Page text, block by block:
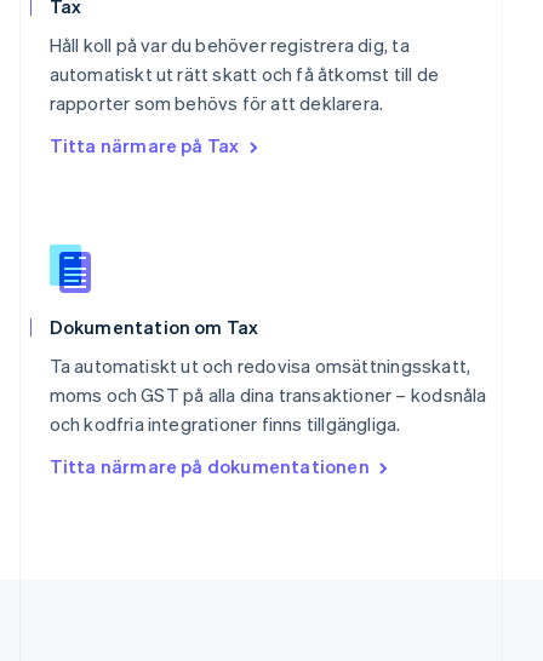
Tax
Håll koll på var du behöver registrera dig, ta
automatiskt ut rätt skatt och få åtkomst till de
rapporter som behövs för att deklarera.
Titta närmare på Tax
Dokumentation om Tax
Ta automatiskt ut och redovisa omsättningsskatt,
moms och GST på alla dina transaktioner – kodsnåla
och kodfria integrationer finns tillgängliga.
Titta närmare på dokumentationen
Schweiz
DeutschFrançaisItalianoEnglish
Singapore
Slovakien
Spanien
Español
English
SvenskaEnglish
Thailand
ไทยEnglish
English